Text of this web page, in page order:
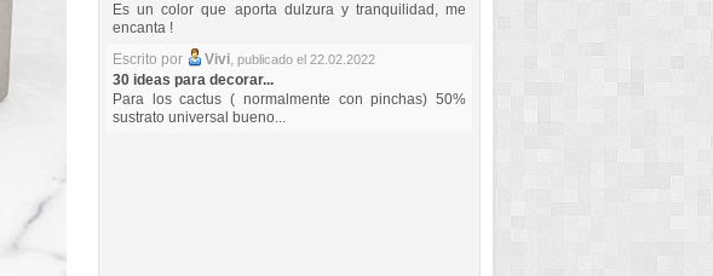
Es un color que aporta dulzura y tranquilidad, me
encanta !
Escrito por
Vivi, publicado el 22.02.2022
30 ideas para decorar...
Para los cactus ( normalmente con pinchas) 50%
sustrato universal bueno...